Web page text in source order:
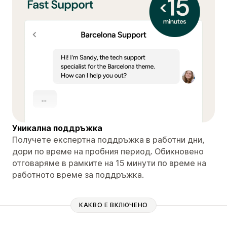
Уникална поддръжка
Получете експертна поддръжка в работни дни,
дори по време на пробния период. Обикновено
отговаряме в рамките на 15 минути по време на
работното време за поддръжка.
КАКВО Е ВКЛЮЧЕНО